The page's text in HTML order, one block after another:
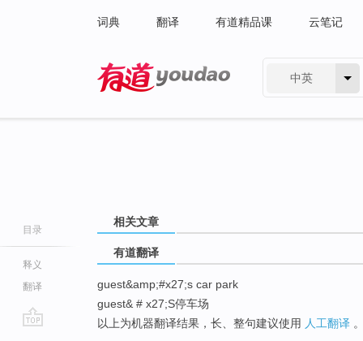
词典 翻译 有道精品课 云笔记
中英
目录
释义
翻译
相关文章
有道翻译
guest&amp;#x27;s car park
guest& # x27;S停车场
以上为机器翻译结果，长、整句建议使用 人工翻译